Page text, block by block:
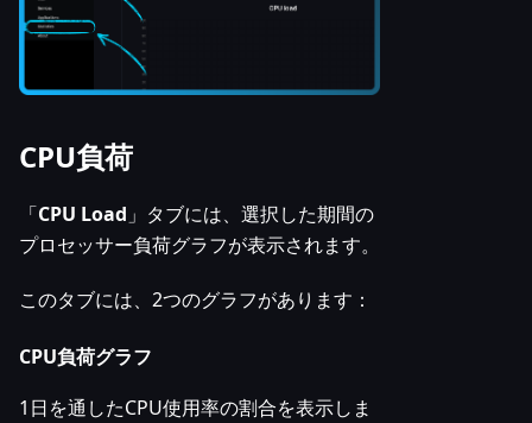
CPU負荷
「CPU Load 」タブには、選択した期間の
プロセッサー負荷グラフが表示されます。
このタブには、2つのグラフがあります：
CPU負荷グラフ
1日を通したCPU使用率の割合を表示しま